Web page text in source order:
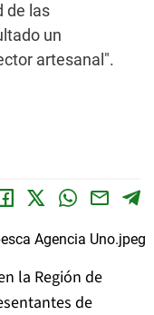
de las
un
artesanal".
la Región de
de